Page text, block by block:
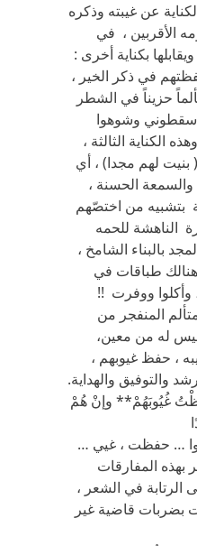
عن غيبته وذكره
الأقربين ، في
بكناية أخرى :
في ذكر الخير ،
حزيناً في الشطر
أسقطوني وشوهوا
الكناية الثالثة ،
( بنيت لهم مجدا) ، أي
الحسنة ،
بتشبيه من اختصّهم
الناهشة للحمه
بالبناء الشامخ ،
هنالك طباقات في
وأكلوا ووفرت !!
المنفجر من
له من معين،
، حفظ غيوبهم ،
والتوفيق والهداية.
غُيُوبَهُمْ** وإنْ هُمْ
… حفظت ، غيي …
المفارقات
الرتابة في الشعر ،
بضربات قاضية غير